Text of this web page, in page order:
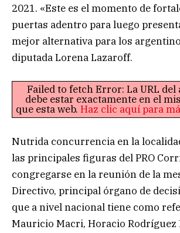
2021. «Este es el momento de
puertas adentro para luego
mejor alternativa para los
diputada Lorena Lazaroff.
Failed to fetch Error: La URL del
debe estar exactamente en el
que esta web. Haz clic aquí para
Nutrida concurrencia en la
las principales figuras del PRO
congregarse en la reunión de la
Directivo, principal órgano de
que a nivel nacional tiene como
Mauricio Macri, Horacio Rodríguez